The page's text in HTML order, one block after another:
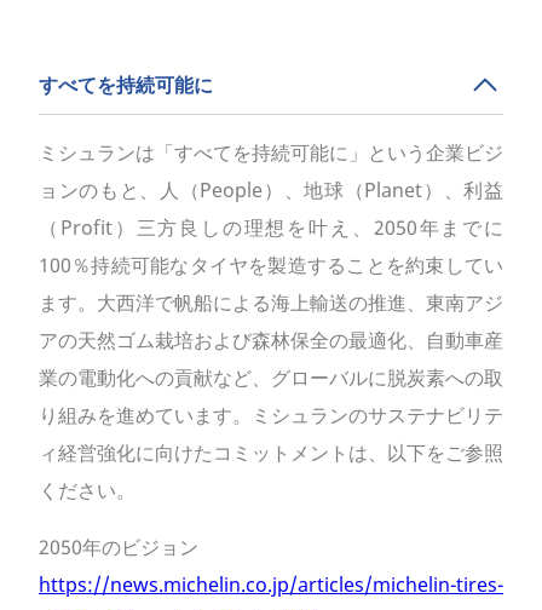
すべてを持続可能に
ミシュランは「すべてを持続可能に」という企業ビジ
ョンのもと、人（People）、地球（Planet）、利益
（Profit）三方良しの理想を叶え、2050年までに
100％持続可能なタイヤを製造することを約束してい
ます。大西洋で帆船による海上輸送の推進、東南アジ
アの天然ゴム栽培および森林保全の最適化、自動車産
業の電動化への貢献など、グローバルに脱炭素への取
り組みを進めています。ミシュランのサステナビリテ
ィ経営強化に向けたコミットメントは、以下をご参照
ください。
2050年のビジョン
https://news.michelin.co.jp/articles/michelin-tires-